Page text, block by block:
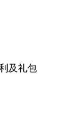
及礼包